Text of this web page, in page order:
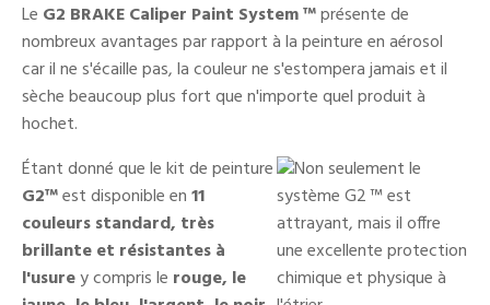
Le G2 BRAKE Caliper Paint System™présente de
nombreux avantages par rapport à la peinture en aérosol
car il ne s'écaille pas, la couleur ne s'estompera jamais et il
sèche beaucoup plus fort que n'importe quel produit à
hochet.
Étant donné que le kit de peinture
G2™est disponible en11
couleurs standard, très
brillante et résistantes à
l'usurey compris le rouge, le